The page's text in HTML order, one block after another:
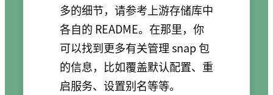
多的细节，请参考上游存储库中
各自的 README。在那里，你
可以找到更多有关管理 snap 包
的信息，比如覆盖默认配置、重
启服务、设置别名等等。